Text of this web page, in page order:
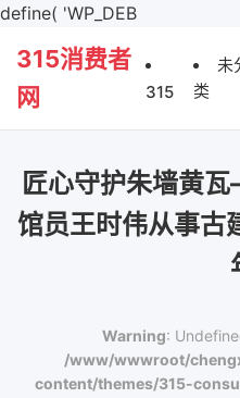
define( 'WP_DEB
315消费者
网
315
未
类
匠心守护朱墙黄
馆员王时伟从事古
Warning:
/www/wwwroot/
content/themes/315-